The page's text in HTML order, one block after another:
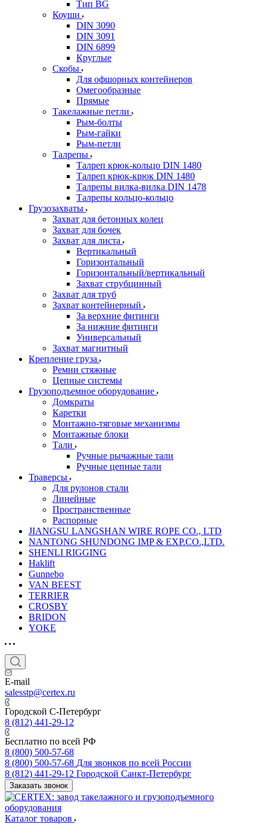
Тип BG
Коуши
DIN 3090
DIN 3091
DIN 6899
Круглые
Скобы
Для офшорных контейнеров
Омегообразные
Прямые
Такелажные петли
Рым-болты
Рым-гайки
Рым-петли
Талрепы
Талреп крюк-кольцо DIN 1480
Талреп крюк-крюк DIN 1480
Талрепы вилка-вилка DIN 1478
Талрепы кольцо-кольцо
Грузозахваты
Захват для бетонных колец
Захват для бочек
Захват для листа
Вертикальный
Горизонтальный
Горизонтальный/вертикальный
Захват струбцинный
Захват для труб
Захват контейнерный
За верхние фитинги
За нижние фитинги
Универсальный
Захват магнитный
Крепление груза
Ремни стяжные
Цепные системы
Грузоподъемное оборудование
Домкраты
Каретки
Монтажно-тяговые механизмы
Монтажные блоки
Тали
Ручные рычажные тали
Ручные цепные тали
Траверсы
Для рулонов стали
Линейные
Пространственные
Распорные
JIANGSU LANGSHAN WIRE ROPE CO., LTD
NANTONG SHUNDONG IMP & EXP.CO.,LTD.
SHENLI RIGGING
Haklift
Gunnebo
VAN BEEST
TERRIER
CROSBY
BRIDON
YOKE
E-mail
salesstp@certex.ru
Городской С-Петербург
8 (812) 441-29-12
Бесплатно по всей РФ
8 (800) 500-57-68
8 (800) 500-57-68 Для звонков по всей России
8 (812) 441-29-12 Городской Санкт-Петербург
Заказать звонок
Каталог товаров